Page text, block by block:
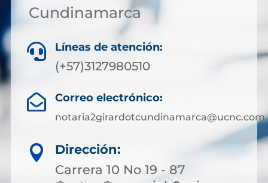
Cundinamarca
 Líneas de atención:
(+57)3127980510
 Correo electrónico:

Dirección:
Carrera 10 No 19 - 87